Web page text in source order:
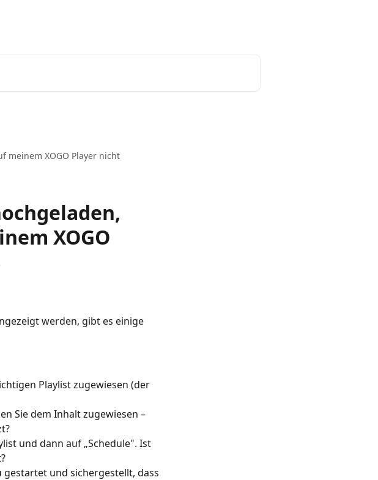
meinem XOGO Player nicht
XOGO
werden, gibt es einige
Playlist zugewiesen (der
Sie dem Inhalt zugewiesen –
und dann auf „Schedule". Ist
gestartet und sichergestellt, dass